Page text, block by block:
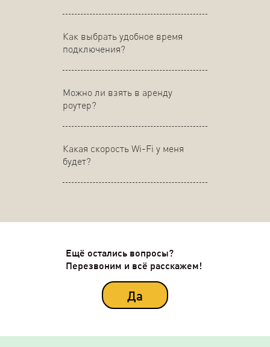
Как выбрать удобное время
подключения?
Можно ли взять в аренду
роутер?
Какая скорость Wi-Fi у меня
будет?
Ещё остались вопросы?
Перезвоним и всё расскажем!
Да